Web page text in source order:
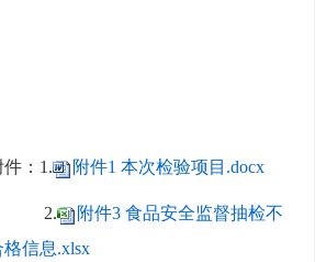
件：1. 附件1 本次检验项目.docx
附件3 食品安全监督抽检不
格信息.xlsx